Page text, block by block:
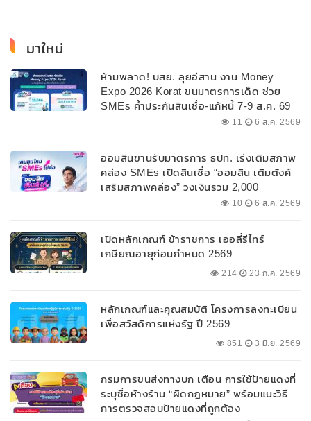
มาใหม่
ห้ามพลาด! บสย. ลุยอีสาน งาน Money
Expo 2026 Korat ขนมาตรการเด็ด ช่วย
SMEs ค้ำประกันสินเชื่อ-แก้หนี้ 7-9 ส.ค. 69
11 6 ส.ค. 2569
ออมสินขานรับมาตรการ ธปท. เร่งเติมสภาพ
คล่อง SMEs เปิดสินเชื่อ “ออมสิน เติมตังค์
เสริมสภาพคล่อง” วงเงินรวม 2,000
ลบ.สนับสนุนเงินทุนหมุนเวียนวงเงินกู้สูงสุด
10 6 ส.ค. 2569
เปิดหลักเกณฑ์ ข้าราชการ เออลี่รีไทร์
เกษียณอายุก่อนกำหนด 2569
214 23 ก.ค. 2569
หลักเกณฑ์และคุณสมบัติ โครงการลงทะเบียน
เพื่อสวัสดิการแห่งรัฐ ปี 2569
851 3 มิ.ย. 2569
กรมการขนส่งทางบก เตือน การใช้ป้ายแดงที่
ระบุชื่อห้างร้าน “ผิดกฎหมาย” พร้อมแนะวิธี
การตรวจสอบป้ายแดงที่ถูกต้อง